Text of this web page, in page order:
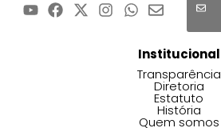
Institucional
Transparência
Diretoria
Estatuto
História
Quem somos